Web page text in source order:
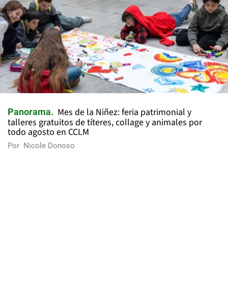
Panorama
Mes de la Niñez: feria patrimonial y
talleres gratuitos de títeres, collage y animales por
todo agosto en CCLM
Por Nicole Donoso